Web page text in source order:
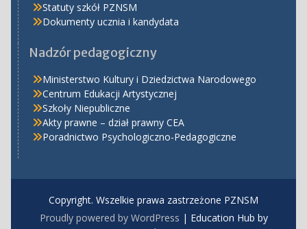
Statuty szkół PZNSM
Dokumenty ucznia i kandydata
Nadzór pedagogiczny
Ministerstwo Kultury i Dziedzictwa Narodowego
Centrum Edukacji Artystycznej
Szkoły Niepubliczne
Akty prawne – dział prawny CEA
Poradnictwo Psychologiczno-Pedagogiczne
Copyright. Wszelkie prawa zastrzeżone PZNSM
Proudly powered by WordPress | Education Hub by